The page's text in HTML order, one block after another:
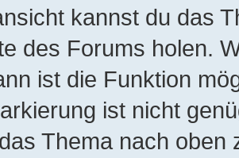
kannst du das
des Forums holen.
ist die Funktion
ist nicht
Thema nach oben